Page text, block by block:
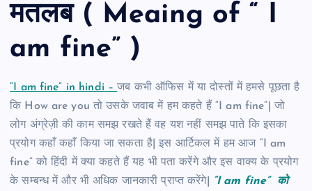
मतलब ( Meaing of “ I
am fine” )
“I am fine” in hindi –जब कभी ऑफिस में या दोस्तों में हमसे पूछता है
कि How are you तो उसके जवाब में हम कहते हैं “I am fine”| जो
लोग अंग्रेज़ी की काम समझ रखते हैं वह यश नहीं समझ पाते कि इसका
प्रयोग कहाँ कहाँ किया जा सकता है| इस आर्टिकल में हम आज “I am
fine” को हिंदी में क्या कहते हैं यह भी पता करेंगे और इस वाक्य के प्रयोग
के सम्बन्ध में और भी अधिक जानकारी प्राप्त करेंगे|
“I am fine” को